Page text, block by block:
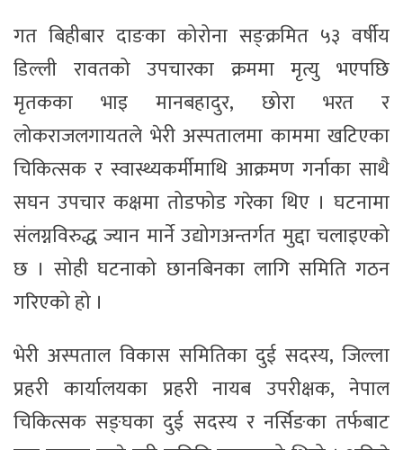
गत बिहीबार दाङका कोरोना सङ्क्रमित ५३ वर्षीय
डिल्ली रावतको उपचारका क्रममा मृत्यु भएपछि
मृतकका भाइ मानबहादुर, छोरा भरत र
लोकराजलगायतले भेरी अस्पतालमा काममा खटिएका
चिकित्सक र स्वास्थ्यकर्मीमाथि आक्रमण गर्नाका साथै
सघन उपचार कक्षमा तोडफोड गरेका थिए । घटनामा
संलग्नविरुद्ध ज्यान मार्ने उद्योगअन्तर्गत मुद्दा चलाइएको
छ । सोही घटनाको छानबिनका लागि समिति गठन
गरिएको हो ।
भेरी अस्पताल विकास समितिका दुई सदस्य, जिल्ला
प्रहरी कार्यालयका प्रहरी नायब उपरीक्षक, नेपाल
चिकित्सक सङ्घका दुई सदस्य र नर्सिङका तर्फबाट